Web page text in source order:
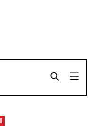
SHARE
SHARE